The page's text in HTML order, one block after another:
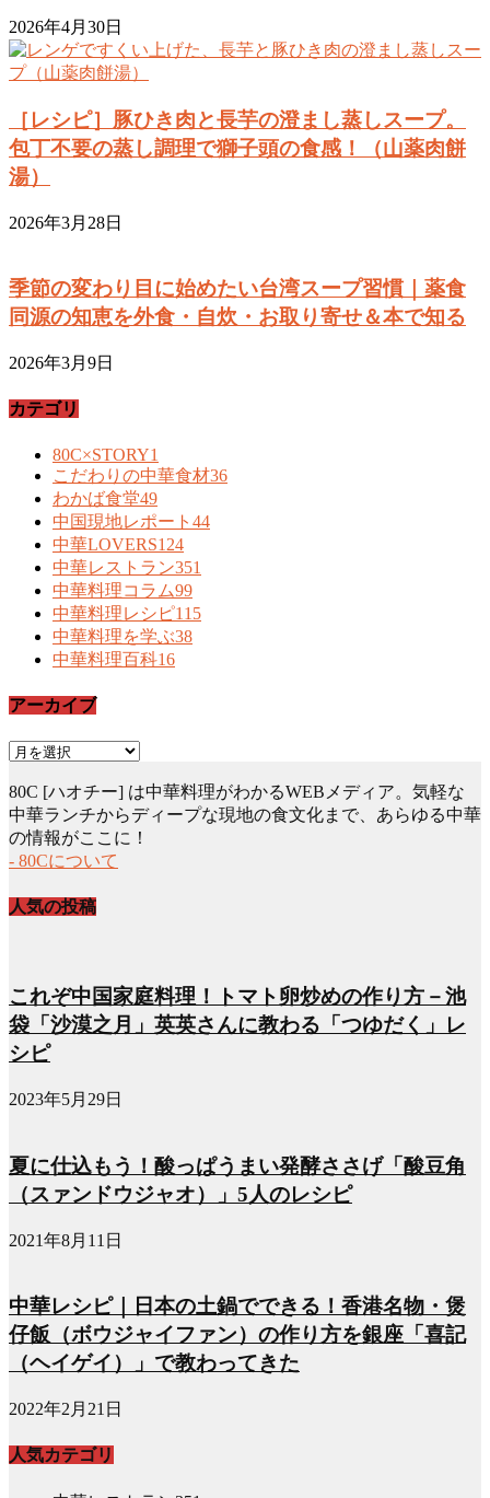
2026年4月30日
［レシピ］豚ひき肉と長芋の澄まし蒸しスープ。
包丁不要の蒸し調理で獅子頭の食感！（山薬肉餅
湯）
2026年3月28日
季節の変わり目に始めたい台湾スープ習慣｜薬食
同源の知恵を外食・自炊・お取り寄せ＆本で知る
2026年3月9日
カテゴリ
80C×STORY1
こだわりの中華食材36
わかば食堂49
中国現地レポート 44
中華LOVERS124
中華レストラン351
中華料理コラム99
中華料理レシピ115
中華料理を学ぶ38
中華料理百科16
アーカイブ
ア
カ
イ
ブ
80C [ハオチー] は中華料理がわかるWEBメディア。気軽な
中華ランチからディープな現地の食文化まで、あらゆる中華
の情報がここに！
- 80Cについて
人気の投稿
これぞ中国家庭料理！トマト卵炒めの作り方－池
袋「沙漠之月」英英さんに教わる「つゆだく」レ
シピ
2023年5月29日
夏に仕込もう！酸っぱうまい発酵ささげ「酸豆角
（スァンドウジャオ）」5人のレシピ
2021年8月11日
中華レシピ｜日本の土鍋でできる！香港名物・煲
仔飯（ボウジャイファン）の作り方を銀座「喜記
（ヘイゲイ）」で教わってきた
2022年2月21日
人気カテゴリ